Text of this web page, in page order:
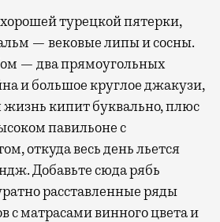
турецкой пятерки,
— вековые липы и сосны.
— два прямоугольных
и большое круглое джакузи,
жизнь кипит буквально, плюс
павильоне с
откуда весь день льется
Добавьте сюда рябь
расставленные ряды
с матрасами винного цвета и